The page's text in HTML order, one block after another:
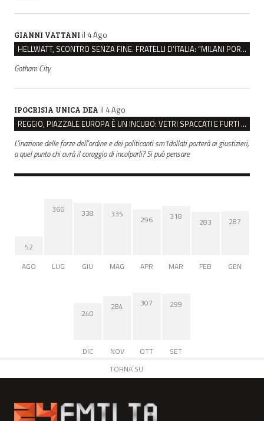
GIANNI VATTANI il 4 Ago
HELLWATT, SCONTRO SENZA FINE. FRATELLI D’ITALIA: “MILANI PORTA DOCUMENTI, DE FRANCO INSULTI”
Gotham City
IPOCRISIA UNICA DEA il 4 Ago
REGGIO, PIAZZALE EUROPA È UN INCUBO: VETRI SPACCATI E FURTI SULLE AUTO IN SOSTA
L'inazione delle forze dell'ordine e dei politicanti sm1dollati porterà ai giustizieri,
a quel punto chi avrà il coraggio di incolparli? Si può pensare
52
AGO
366
LUG
338
GIU
335
MAG
296
APR
318
MAR
283
FEB
287
GEN
240
DIC
284
NOV
307
OTT
299
SET
TORNA SU